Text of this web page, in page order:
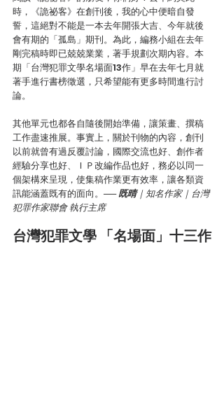
時，《詭祕客》在創刊後，我的心中便暗自發
誓，這絕對不能是一本去年開張大吉、今年就後
會有期的「孤島」期刊。為此，編務小組在去年
剛完稿時即已兢兢業業，著手規劃次期內容。本
期「台灣犯罪文學名場面13作」早在去年七月就
著手進行書榜徵選，只希望能有更多時間進行討
論。
其他單元也都各自隨後開始準備，讓策畫、撰稿
工作盡速推展。事實上，關於刊物的內容，創刊
以前就曾有過反覆討論，國際交流也好、創作者
經驗分享也好、ＩＰ改編作品也好，務必以同一
個架構來呈現，使集稿作業更有效率，讓各類資
訊能涵蓋既有的面向。── 既晴｜知名作家｜台灣
犯罪作家聯會 執行主席
台灣犯罪文學 「名場面」十三作